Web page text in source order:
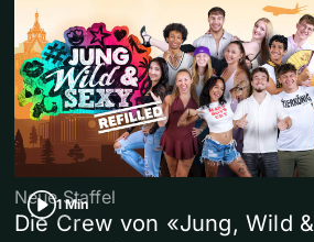
1 Min
Neue Staffel
Die Crew von «Jung, Wild &